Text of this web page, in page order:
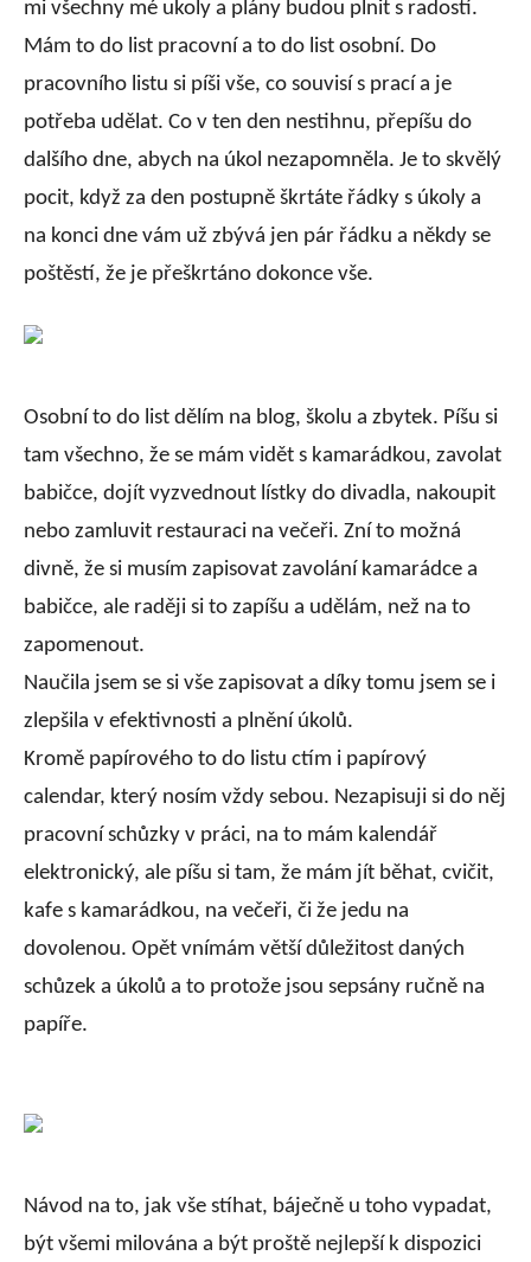
mi všechny mé ukoly a plány budou plnit s radostí.
Mám to do list pracovní a to do list osobní. Do
pracovního listu si píši vše, co souvisí s prací a je
potřeba udělat. Co v ten den nestihnu, přepíšu do
dalšího dne, abych na úkol nezapomněla. Je to skvělý
pocit, když za den postupně škrtáte řádky s úkoly a
na konci dne vám už zbývá jen pár řádku a někdy se
poštěstí, že je přeškrtáno dokonce vše.
Osobní to do list dělím na blog, školu a zbytek. Píšu si
tam všechno, že se mám vidět s kamarádkou, zavolat
babičce, dojít vyzvednout lístky do divadla, nakoupit
nebo zamluvit restauraci na večeři. Zní to možná
divně, že si musím zapisovat zavolání kamarádce a
babičce, ale raději si to zapíšu a udělám, než na to
zapomenout.
Naučila jsem se si vše zapisovat a díky tomu jsem se i
zlepšila v efektivnosti a plnění úkolů.
Kromě papírového to do listu ctím i papírový
calendar, který nosím vždy sebou. Nezapisuji si do něj
pracovní schůzky v práci, na to mám kalendář
elektronický, ale píšu si tam, že mám jít běhat, cvičit,
kafe s kamarádkou, na večeři, či že jedu na
dovolenou. Opět vnímám větší důležitost daných
schůzek a úkolů a to protože jsou sepsány ručně na
papíře.
Návod na to, jak vše stíhat, báječně u toho vypadat,
být všemi milována a být proště nejlepší k dispozici